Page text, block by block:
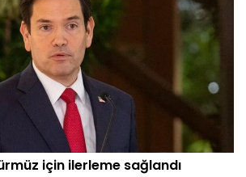
için ilerleme sağlandı